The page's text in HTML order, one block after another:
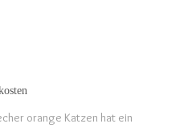
orange Katzen hat ein